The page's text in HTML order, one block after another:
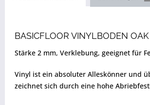
BASICFLOOR VINYLBODEN
Stärke 2 mm, Verklebung, geeignet für
Vinyl ist ein absoluter Alleskönner und
zeichnet sich durch eine hohe